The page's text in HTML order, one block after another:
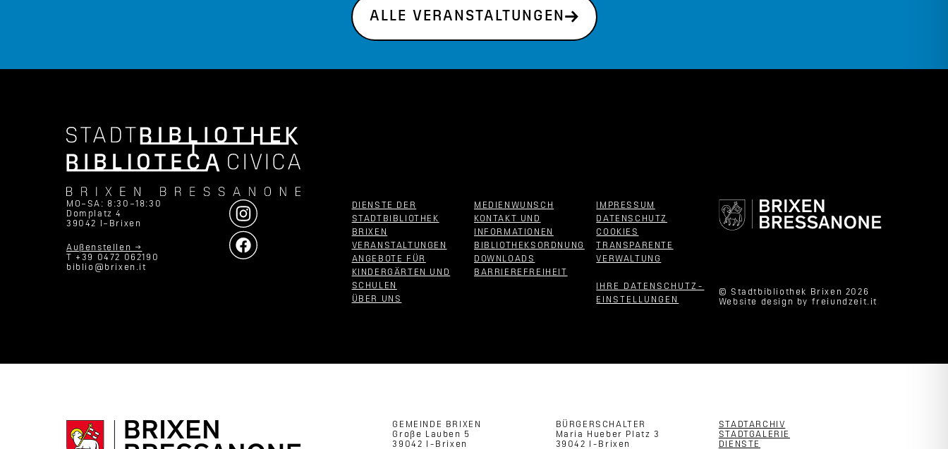
ALLE VERANSTALTUNGEN
MO–SA: 8:30–18:30
Domplatz 4
39042 I–Brixen
Außenstellen →
T +39 0472 062190
biblio@brixen.it
DIENSTE DER
STADTBIBLIOTHEK
BRIXEN
VERANSTALTUNGEN
ANGEBOTE FÜR
KINDERGÄRTEN UND
SCHULEN
ÜBER UNS
MEDIENWUNSCH
KONTAKT UND
INFORMATIONEN
BIBLIOTHEKSORDNUNG
DOWNLOADS
BARRIEREFREIHEIT
IMPRESSUM
DATENSCHUTZ
COOKIES
TRANSPARENTE
VERWALTUNG
IHRE DATENSCHUTZ­
EINSTELLUNGEN
© Stadtbibliothek Brixen 2026
Website design by freiundzeit.it
GEMEINDE BRIXEN
Große Lauben 5
39042 I-Brixen
BÜRGERSCHALTER
Maria Hueber Platz 3
39042 I-Brixen
STADTARCHIV
STADTGALERIE
DIENSTE